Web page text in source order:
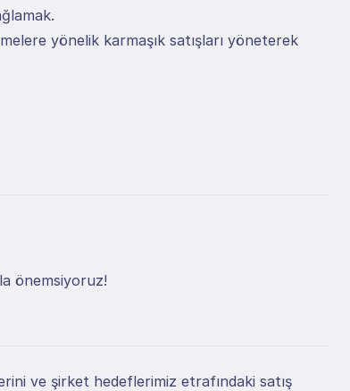
yönelik karmaşık satışları yöneterek
önemsiyoruz!
ve şirket hedeflerimiz etrafındaki satış